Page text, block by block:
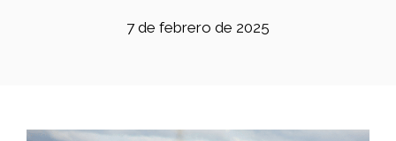
7 de febrero de 2025